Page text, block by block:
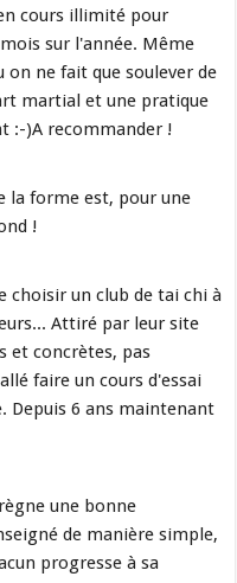
cours illimité pour
sur l'année. Même
ne fait que soulever de
martial et une pratique
:-)A recommander !
la forme est, pour une
!
choisir un club de tai chi à
Attiré par leur site
et concrètes, pas
faire un cours d'essai
Depuis 6 ans maintenant
une bonne
de manière simple,
progresse à sa